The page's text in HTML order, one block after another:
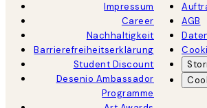
Impressum
Career
Nachhaltigkeit
Barrierefreiheitserklärung
Student Discount
Desenio Ambassador
Programme
AGB